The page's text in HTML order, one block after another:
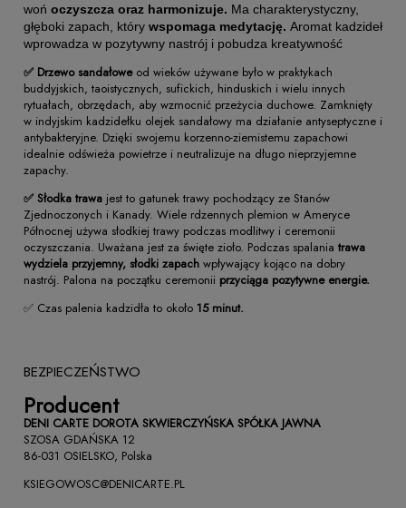
woń oczyszcza oraz harmonizuje. Ma charakterystyczny,
głęboki zapach, który wspomaga medytację. Aromat kadzideł
wprowadza w pozytywny nastrój i pobudza kreatywność
✅ Drzewo sandałoweod wieków używane było w praktykach
buddyjskich, taoistycznych, sufickich, hinduskich i wielu innych
rytuałach, obrzędach, aby wzmocnić przeżycia duchowe. Zamknięty
w indyjskim kadzidełku olejek sandałowy ma działanie antyseptyczne i
antybakteryjne. Dzięki swojemu korzenno-ziemistemu zapachowi
idealnie odświeża powietrze i neutralizuje na długo nieprzyjemne
zapachy.
✅ Słodka trawa jest to gatunek trawy pochodzący ze Stanów
Zjednoczonych i Kanady. Wiele rdzennych plemion w Ameryce
Północnej używa słodkiej trawy podczas modlitwy i ceremonii
oczyszczania. Uważana jest za święte zioło. Podczas spalania trawa
wydziela przyjemny, słodki zapach wpływający kojąco na dobry
nastrój. Palona na początku ceremonii przyciąga pozytywne energie.
✅ Czas palenia kadzidła to około 15 minut.
BEZPIECZEŃSTWO
Producent
DENI CARTE DOROTA SKWIERCZYŃSKA SPÓŁKA JAWNA
SZOSA GDAŃSKA 12
86-031 OSIELSKO, Polska
KSIEGOWOSC@DENICARTE.PL